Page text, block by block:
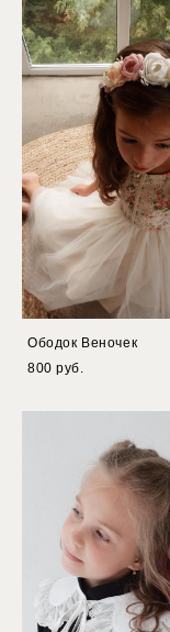
Ободок Веночек
800 pуб.